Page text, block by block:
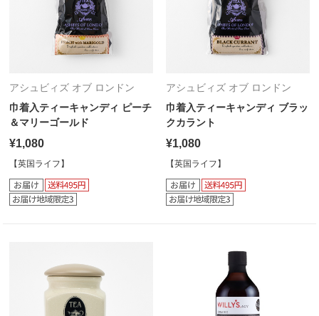
アシュビィズ オブ ロンドン
巾着入ティーキャンディ ピーチ
＆マリーゴールド
¥1,080
【英国ライフ】
アシュビィズ オブ ロンドン
巾着入ティーキャンディ ブラッ
クカラント
¥1,080
【英国ライフ】